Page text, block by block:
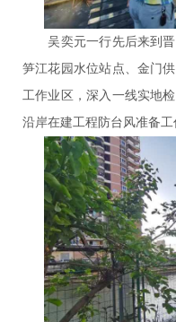
吴奕元一行先后来到晋
笋江花园水位站点、金门
工作业区，深入一线实地
沿岸在建工程防台风准备工